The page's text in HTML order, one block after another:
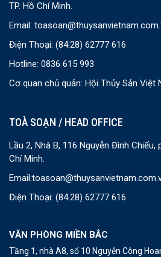
TP. Hồ Chí Minh.
Email:
Điện Thoại: (84.28) 62777 616
Hotline: 0836 615 993
Cơ quan chủ quản: Hội Thủy Sản Việt
TOÀ SOẠN / HEAD OFFICE
Lầu 2, Nhà B, 116 Nguyễn Đình Chiểu,
Chí Minh.
Email:
Điện Thoại: (84.28) 62777 616
VĂN PHÒNG MIỀN BẮC
Tầng 1, nhà A8, số 10 Nguyễn Công